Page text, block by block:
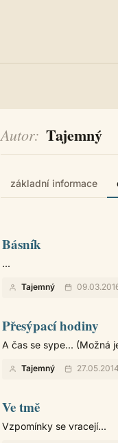
Autor Tajemný
základní informace
Básník
...
Tajemný
Přesýpací hodiny
A čas se sype... (Možná
Tajemný 27.05.2014
Ve tmě
Vzpomínky se vracejí...